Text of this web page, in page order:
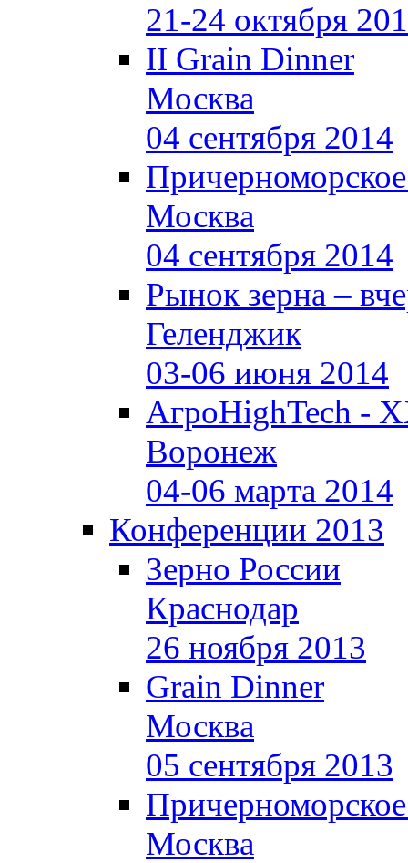
21-24 октября
II Grain Dinner
Москва
04 сентября 2014
Москва
04 сентября 2014
Рынок зерна –
Геленджик
03-06 июня 2014
АгроHighTech -
Воронеж
04-06 марта 2014
Конференции 2013
Зерно России
Краснодар
26 ноября 2013
Grain Dinner
Москва
05 сентября 2013
Москва